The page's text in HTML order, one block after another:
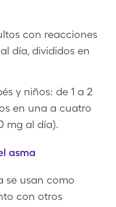
con reacciones
día, divididos en
y niños: de 1 a 2
en una a cuatro
mg al día).
asma
se usan como
con otros